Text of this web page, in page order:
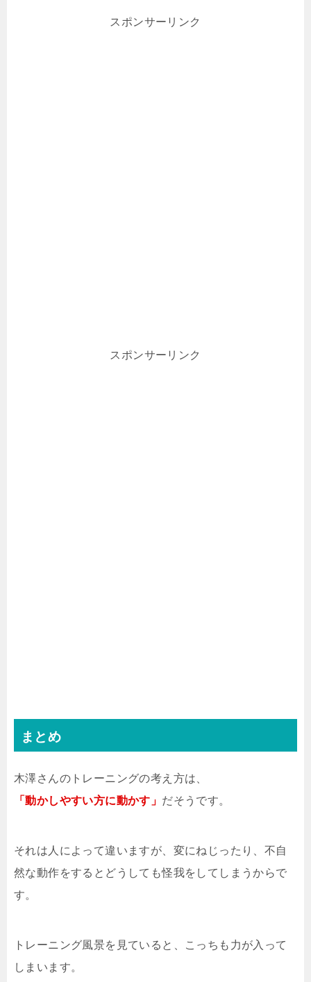
スポンサーリンク
スポンサーリンク
まとめ
木澤さんのトレーニングの考え方は、
「動かしやすい方に動かす」 だそうです。
それは人によって違いますが、変にねじったり、不自
然な動作をするとどうしても怪我をしてしまうからで
す。
トレーニング風景を見ていると、こっちも力が入って
しまいます。